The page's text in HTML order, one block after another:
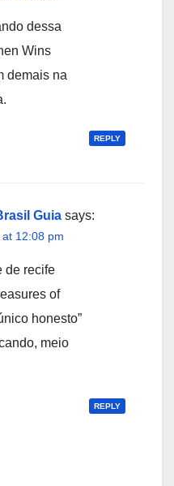
dessa
Wins
demais na
REPLY
Guia says:
12:08 pm
de recife
of
honesto”
meio
REPLY